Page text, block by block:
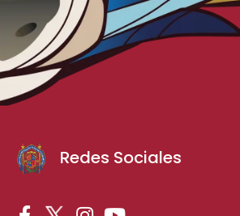
Redes Sociales